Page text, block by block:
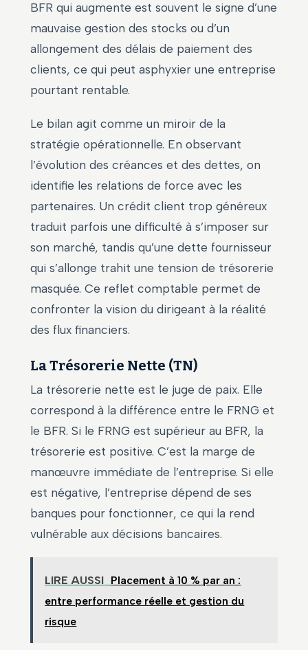
BFR qui augmente est souvent le signe d’une
mauvaise gestion des stocks ou d’un
allongement des délais de paiement des
clients, ce qui peut asphyxier une entreprise
pourtant rentable.
Le bilan agit comme un miroir de la
stratégie opérationnelle. En observant
l’évolution des créances et des dettes, on
identifie les relations de force avec les
partenaires. Un crédit client trop généreux
traduit parfois une difficulté à s’imposer sur
son marché, tandis qu’une dette fournisseur
qui s’allonge trahit une tension de trésorerie
masquée. Ce reflet comptable permet de
confronter la vision du dirigeant à la réalité
des flux financiers.
La Trésorerie Nette (TN)
La trésorerie nette est le juge de paix. Elle
correspond à la différence entre le FRNG et
le BFR. Si le FRNG est supérieur au BFR, la
trésorerie est positive. C’est la marge de
manœuvre immédiate de l’entreprise. Si elle
est négative, l’entreprise dépend de ses
banques pour fonctionner, ce qui la rend
vulnérable aux décisions bancaires.
LIRE AUSSI Placement à 10 % par an :
entre performance réelle et gestion du
risque